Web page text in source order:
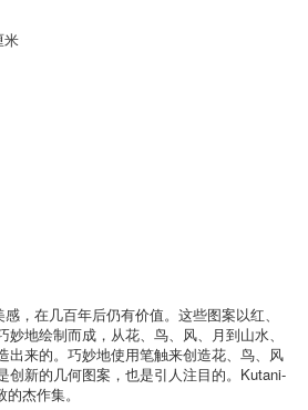
米
，在几百年后仍有价值。这些图案以红、
地绘制而成，从花、鸟、风、月到山水、
出来的。巧妙地使用笔触来创造花、鸟、风
创新的几何图案，也是引人注目的。Kutani-
杰作集。